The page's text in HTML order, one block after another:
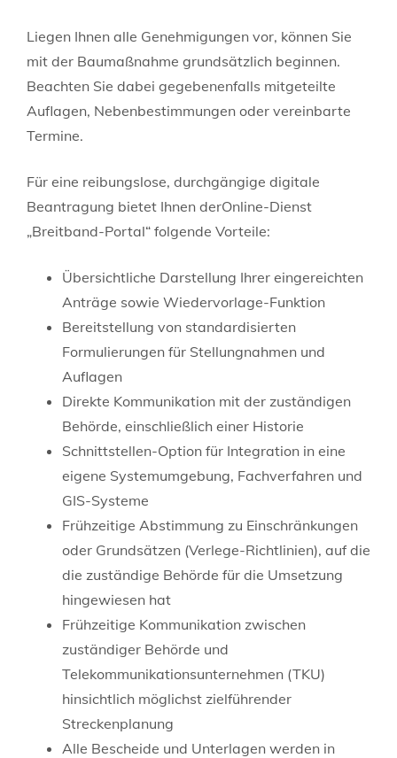
Liegen Ihnen alle Genehmigungen vor, können Sie
mit der Baumaßnahme grundsätzlich beginnen.
Beachten Sie dabei gegebenenfalls mitgeteilte
Auflagen, Nebenbestimmungen oder vereinbarte
Termine.
Für eine reibungslose, durchgängige digitale
Beantragung bietet Ihnen derOnline-Dienst
„Breitband-Portal“ folgende Vorteile:
Übersichtliche Darstellung Ihrer eingereichten
Anträge sowie Wiedervorlage-Funktion
Bereitstellung von standardisierten
Formulierungen für Stellungnahmen und
Auflagen
Direkte Kommunikation mit der zuständigen
Behörde, einschließlich einer Historie
Schnittstellen-Option für Integration in eine
eigene Systemumgebung, Fachverfahren und
GIS-Systeme
Frühzeitige Abstimmung zu Einschränkungen
oder Grundsätzen (Verlege-Richtlinien), auf die
die zuständige Behörde für die Umsetzung
hingewiesen hat
Frühzeitige Kommunikation zwischen
zuständiger Behörde und
Telekommunikationsunternehmen (TKU)
hinsichtlich möglichst zielführender
Streckenplanung
Alle Bescheide und Unterlagen werden in